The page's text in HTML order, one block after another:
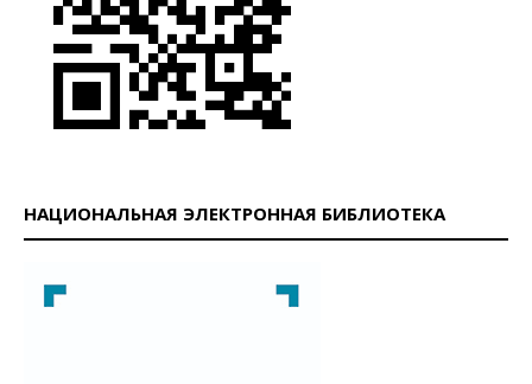
НАЦИОНАЛЬНАЯ ЭЛЕКТРОННАЯ БИБЛИОТЕКА